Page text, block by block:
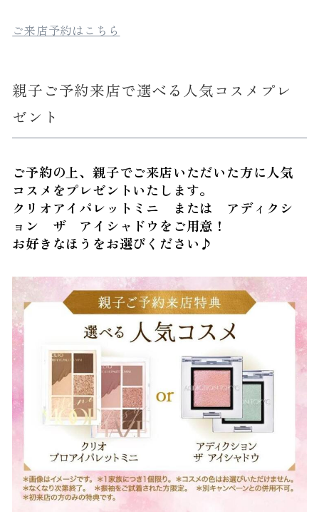
ご来店予約はこちら
親子ご予約来店で選べる人気コスメプレ
ゼント
ご予約の上、親子でご来店いただいた方に人気
コスメをプレゼントいたします。
クリオアイパレットミニ または アディクシ
ョン ザ アイシャドウをご用意！
お好きなほうをお選びください♪